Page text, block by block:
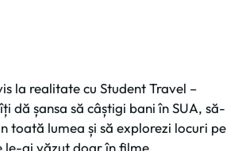
la realitate cu Student Travel –
dă șansa să câștigi bani în SUA, să-
toată lumea și să explorezi locuri pe
le-ai văzut doar în filme.